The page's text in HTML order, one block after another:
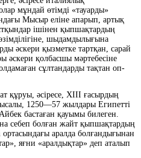
мұндай өтімді «тауарды»
Мысыр еліне апарып, артық
ішінен қыпшақтардың
шыдамдылығына
әскери қызметке тартқан, сарай
әскери қолбасшы мәртебесіне
сұлтандарды тақтан оп-
құруы, әсіресе, XIII ғасырдың
1250—57 жылдары Египетті
бастаған қауымы билеген.
себеп болған жайт қыпшақтардың
аралда болғандығынан
яғни «аралдықтар» деп аталып